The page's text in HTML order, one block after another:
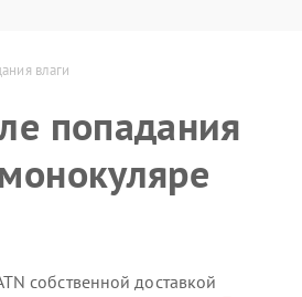
влаги
попадания
собственной доставкой